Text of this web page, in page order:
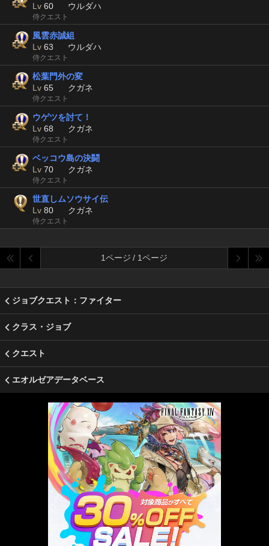
Lv 60 ウルダハ
侍クエスト
風雲赤誠組
Lv 63 ウルダハ
侍クエスト
松葉門外の変
Lv 65 クガネ
侍クエスト
ウゲツを討て！
Lv 68 クガネ
侍クエスト
ベッコウ島の決闘
Lv 70 クガネ
侍クエスト
世直しムソウサイ伝
Lv 80 クガネ
侍クエスト
1ページ / 1ページ
ジョブクエスト：ファイター
クラス・ジョブ
クエスト
エオルゼアデータベース